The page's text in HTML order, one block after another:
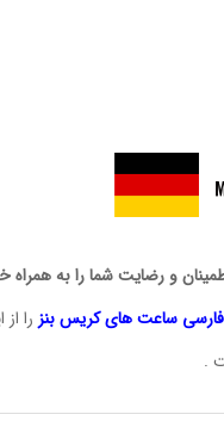
و رضایت شما را به
فارسی ساعت هایکریس بنز را از
.